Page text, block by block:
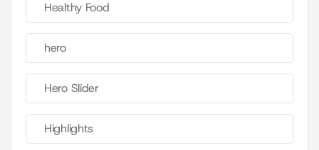
Healthy Food
hero
Hero Slider
Highlights